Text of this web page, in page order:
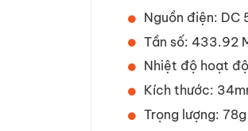
Nguồn điện: DC
Tần số: 433.92
Nhiệt độ hoạt
Kích thước:
Trọng lượng: 78g